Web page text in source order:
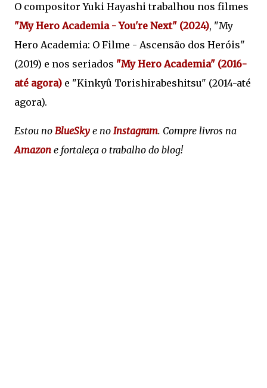
O compositor Yuki Hayashi trabalhou nos filmes
"My Hero Academia - You're Next" (2024), "My
Hero Academia: O Filme - Ascensão dos Heróis"
(2019) e nos seriados "My Hero Academia" (2016-
até agora) e "Kinkyû Torishirabeshitsu" (2014-até
agora).
Estou no BlueSky e no Instagram. Compre livros na
Amazon e fortaleça o trabalho do blog!